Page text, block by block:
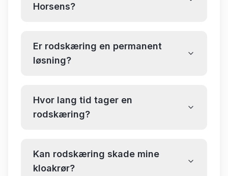
Horsens?
Er rodskæring en permanent
løsning?
Hvor lang tid tager en
rodskæring?
Kan rodskæring skade mine
kloakrør?